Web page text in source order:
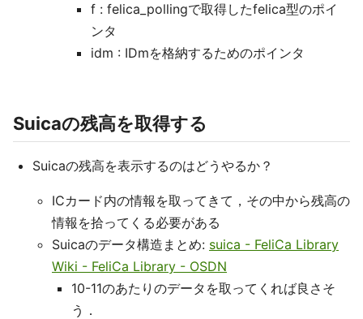
f : felica_pollingで取得したfelica型のポイ
ンタ
idm : IDmを格納するためのポインタ
Suicaの残高を取得する
Suicaの残高を表示するのはどうやるか？
ICカード内の情報を取ってきて，その中から残高の
情報を拾ってくる必要がある
Suicaのデータ構造まとめ: suica - FeliCa Library
Wiki - FeliCa Library - OSDN
10-11のあたりのデータを取ってくれば良さそ
う．